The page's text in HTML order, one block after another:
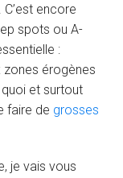
encore
spots ou A-
:
zones érogènes
et surtout
faire de grosses
je vais vous